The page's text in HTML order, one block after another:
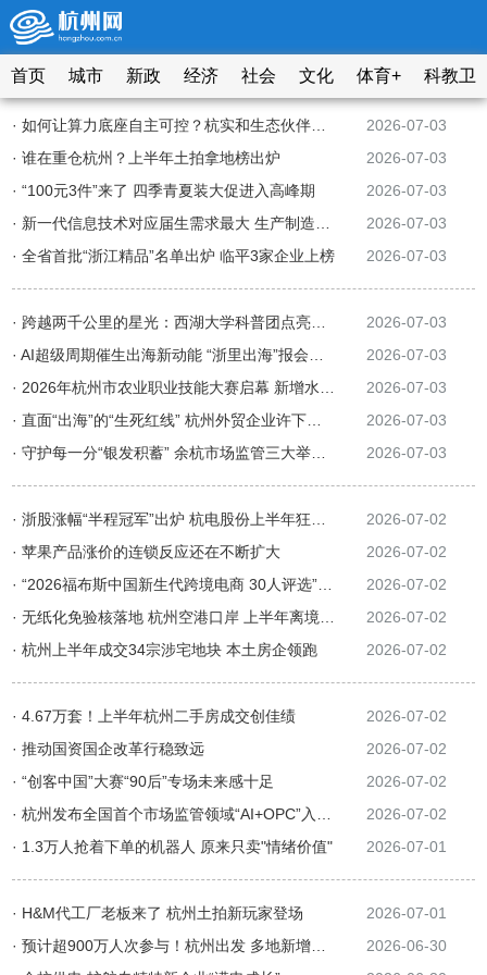
首页 城市 新政 经济 社会 文化 体育+ 科教卫
2026-07-03
· 谁在重仓杭州？上半年土拍拿地榜出炉
2026-07-03
· “100元3件”来了 四季青夏装大促进入高峰期
2026-07-03
2026-07-03
· 全省首批“浙江精品”名单出炉 临平3家企业上榜
2026-07-03
2026-07-03
· AI超级周期催生出海新动能 “浙里出海”报会 解码全球变局下的增长机
2026-07-03
2026-07-03
2026-07-03
2026-07-03
2026-07-02
· 苹果产品涨价的连锁反应还在不断扩大
2026-07-02
2026-07-02
2026-07-02
· 杭州上半年成交34宗涉宅地块 本土房企领跑
2026-07-02
· 4.67万套！上半年杭州二手房成交创佳绩
2026-07-02
· 推动国资国企改革行稳致远
2026-07-02
· “创客中国”大赛“90后”专场未来感十足
2026-07-02
2026-07-02
· 1.3万人抢着下单的机器人 原来只卖"情绪价值"
2026-07-01
· H&M代工厂老板来了 杭州土拍新玩家登场
2026-07-01
2026-06-30